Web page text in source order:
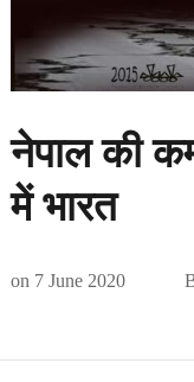
नेपाल की
में भारत
on 7 June 2020